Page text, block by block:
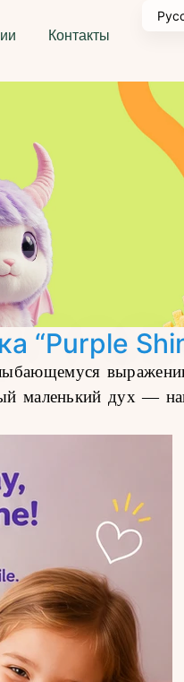
Контакты
“Purple
маленький дух —